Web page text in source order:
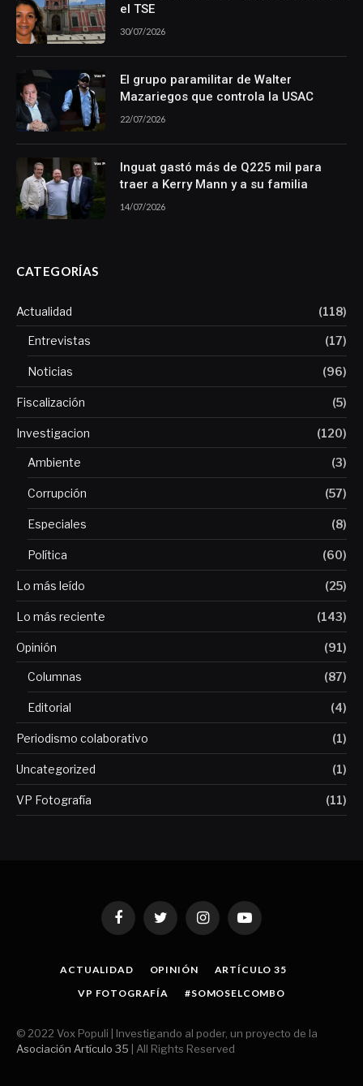
el TSE
30/07/2026
El grupo paramilitar de Walter
Mazariegos que controla la USAC
22/07/2026
Inguat gastó más de Q225 mil para
traer a Kerry Mann y a su familia
14/07/2026
CATEGORÍAS
Actualidad (118)
Entrevistas (17)
Noticias (96)
Fiscalización (5)
Investigacion (120)
Ambiente (3)
Corrupción (57)
Especiales (8)
Política (60)
Lo más leído (25)
Lo más reciente (143)
Opinión (91)
Columnas (87)
Editorial (4)
Periodismo colaborativo (1)
Uncategorized (1)
VP Fotografía (11)
FacebookTwitter InstagramYouTube
ACTUALIDAD OPINIÓN
ARTÍCULO 35
VP FOTOGRAFÍA
#SOMOSELCOMBO
© 2022 Vox Populi | Investigando al poder, un proyecto de la
Asociación Artículo 35 | All Rights Reserved